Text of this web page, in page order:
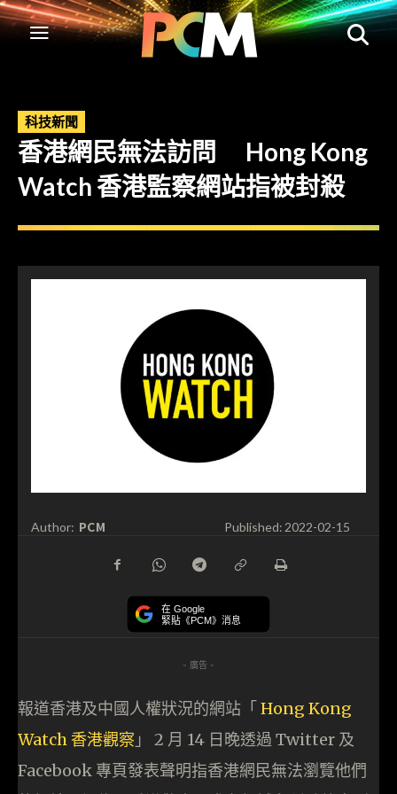
科技新聞
香港網民無法訪問 Hong Kong
Watch 香港監察網站指被封殺
Author: PCM Published: 2022-02-15
在 Google
緊貼《PCM》消息
- 廣告 -
報道香港及中國人權狀況的網站「 Hong Kong
Watch 香港觀察 」 2 月 14 日晚透過 Twitter 及
Facebook 專頁發表聲明指香港網民無法瀏覽他們